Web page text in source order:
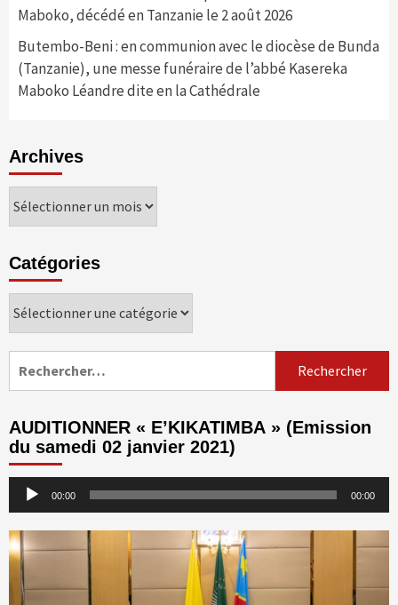
Maboko, décédé en Tanzanie le 2 août 2026
Butembo-Beni : en communion avec le diocèse de Bunda
(Tanzanie), une messe funéraire de l’abbé Kasereka
Maboko Léandre dite en la Cathédrale
Archives
Archives
Catégories
Catégories
AUDITIONNER « E’KIKATIMBA » (Emission
du samedi 02 janvier 2021)
Lecteur 00:00 00:00